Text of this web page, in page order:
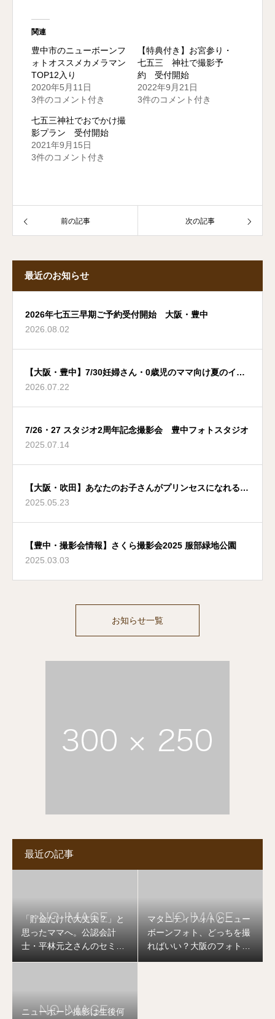
関連
豊中市のニューボーンフ
ォトオススメカメラマン
TOP12入り
2020年5月11日
3件のコメント付き
【特典付き】お宮参り・
七五三 神社で撮影予
約 受付開始
2022年9月21日
3件のコメント付き
七五三神社でおでかけ撮
影プラン 受付開始
2021年9月15日
3件のコメント付き
前の記事 次の記事
最近のお知らせ
2026年七五三早期ご予約受付開始 大阪・豊中
2026.08.02
【大阪・豊中】7/30妊婦さん・0歳児のママ向け夏のイベ
ント
2026.07.22
7/26・27 スタジオ2周年記念撮影会 豊中フォトスタジオ
2025.07.14
【大阪・吹田】あなたのお子さんがプリンセスになれる夢
のような場所
2025.05.23
【豊中・撮影会情報】さくら撮影会2025 服部緑地公園
2025.03.03
お知らせ一覧
最近の記事
「貯金だけで大丈夫？」と
思ったママへ。公認会計
士・平林元之さんのセミナ
マタニティフォトとニュー
ボーンフォト、どっちを撮
ればいい？大阪のフォトグ
ニューボーン撮影は生後何